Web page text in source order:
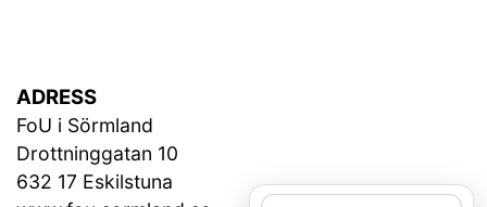
ADRESS
FoU i Sörmland
Drottninggatan 10
632 17 Eskilstuna